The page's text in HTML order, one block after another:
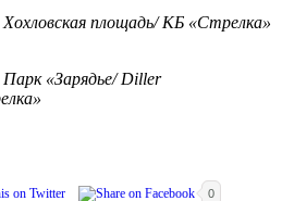
Хохловская площадь/ КБ «Стрелка»
Парк «Зарядье/ Diller
0